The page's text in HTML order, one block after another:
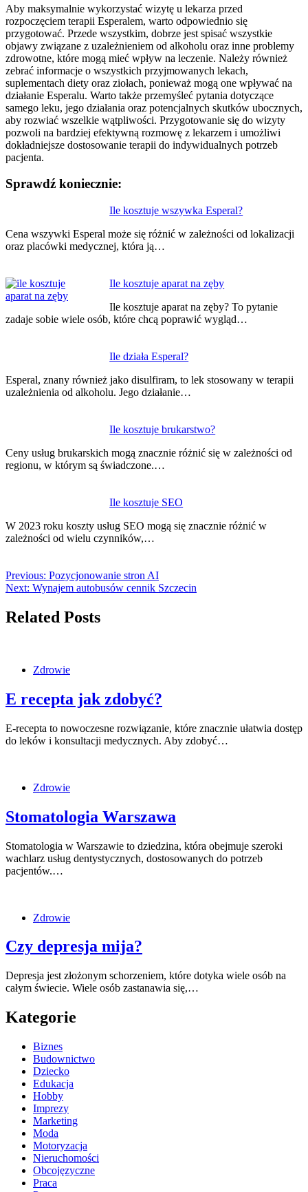
Aby maksymalnie wykorzystać wizytę u lekarza przed
rozpoczęciem terapii Esperalem, warto odpowiednio się
przygotować. Przede wszystkim, dobrze jest spisać wszystkie
objawy związane z uzależnieniem od alkoholu oraz inne problemy
zdrowotne, które mogą mieć wpływ na leczenie. Należy również
zebrać informacje o wszystkich przyjmowanych lekach,
suplementach diety oraz ziołach, ponieważ mogą one wpływać na
działanie Esperalu. Warto także przemyśleć pytania dotyczące
samego leku, jego działania oraz potencjalnych skutków ubocznych,
aby rozwiać wszelkie wątpliwości. Przygotowanie się do wizyty
pozwoli na bardziej efektywną rozmowę z lekarzem i umożliwi
dokładniejsze dostosowanie terapii do indywidualnych potrzeb
pacjenta.
Sprawdź koniecznie:
Ile kosztuje wszywka Esperal?
Cena wszywki Esperal może się różnić w zależności od lokalizacji
oraz placówki medycznej, która ją…
Ile kosztuje aparat na zęby
Ile kosztuje aparat na zęby? To pytanie
zadaje sobie wiele osób, które chcą poprawić wygląd…
Ile działa Esperal?
Esperal, znany również jako disulfiram, to lek stosowany w terapii
uzależnienia od alkoholu. Jego działanie…
Ile kosztuje brukarstwo?
Ceny usług brukarskich mogą znacznie różnić się w zależności od
regionu, w którym są świadczone.…
Ile kosztuje SEO
W 2023 roku koszty usług SEO mogą się znacznie różnić w
zależności od wielu czynników,…
wpisu
Previous: Pozycjonowanie stron AI
Next: Wynajem autobusów cennik Szczecin
Related Posts
Zdrowie
E recepta jak zdobyć?
E-recepta to nowoczesne rozwiązanie, które znacznie ułatwia dostęp
do leków i konsultacji medycznych. Aby zdobyć…
Zdrowie
Stomatologia Warszawa
Stomatologia w Warszawie to dziedzina, która obejmuje szeroki
wachlarz usług dentystycznych, dostosowanych do potrzeb
pacjentów.…
Zdrowie
Czy depresja mija?
Depresja jest złożonym schorzeniem, które dotyka wiele osób na
całym świecie. Wiele osób zastanawia się,…
Kategorie
Biznes
Budownictwo
Dziecko
Edukacja
Hobby
Imprezy
Marketing
Moda
Motoryzacja
Nieruchomości
Obcojęzyczne
Praca